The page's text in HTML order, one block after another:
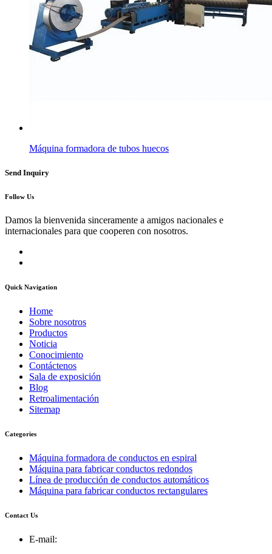
Máquina formadora de tubos huecos
Send Inquiry
Follow Us
Damos la bienvenida sinceramente a amigos nacionales e
internacionales para que cooperen con nosotros.
Quick Navigation
Home
Sobre nosotros
Productos
Noticia
Conocimiento
Contáctenos
Sala de exposición
Blog
Retroalimentación
Sitemap
Categories
Máquina formadora de conductos en espiral
Máquina para fabricar conductos redondos
Línea de producción de conductos automáticos
Máquina para fabricar conductos rectangulares
Contact Us
E-mail: